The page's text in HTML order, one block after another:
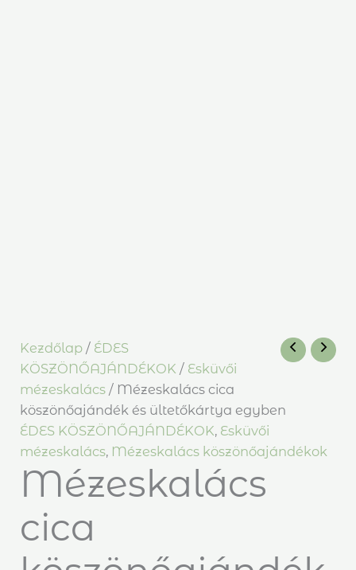
Kezdőlap / ÉDES
KÖSZÖNŐAJÁNDÉKOK / Esküvői
mézeskalács / Mézeskalács cica
köszönőajándék és ültetőkártya egyben
ÉDES KÖSZÖNŐAJÁNDÉKOK, Esküvői
mézeskalács, Mézeskalács köszönőajándékok
Mézeskalács
cica